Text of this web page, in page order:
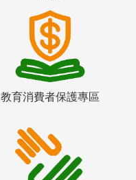
教育消費者保護專區